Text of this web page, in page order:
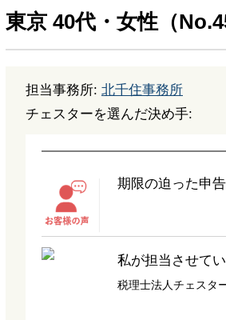
東京 40代・女性（
担当事務所: 北千住事務所
チェスターを選んだ決め手:
期限の迫った申
私が担当させて
税理士法人チェスタ